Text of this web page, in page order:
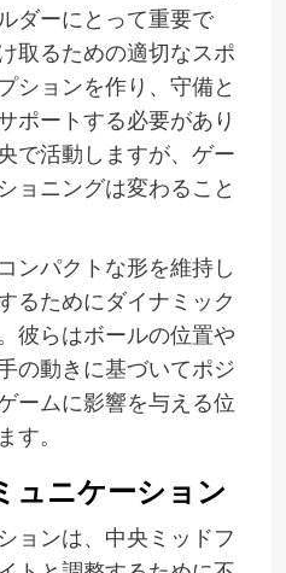
ダーにとって重要で
取るための適切なスポ
ションを作り、守備と
ポートする必要があり
で活動しますが、ゲー
ョニングは変わること
ンパクトな形を維持し
るためにダイナミック
彼らはボールの位置や
の動きに基づいてポジ
ームに影響を与える位
す。
ュニケーション
ョンは、中央ミッドフ